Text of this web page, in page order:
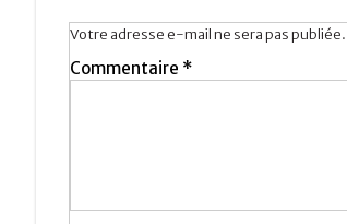
Votre adresse e-mail ne sera pas publiée.
Commentaire *